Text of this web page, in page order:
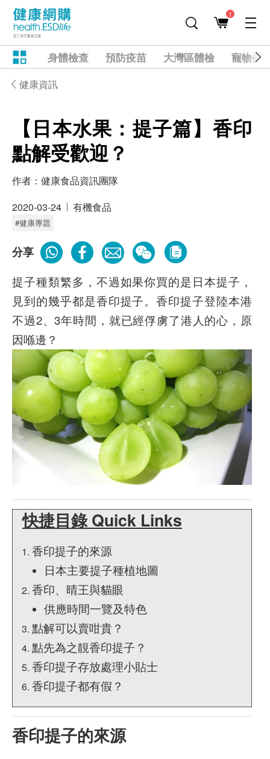
1
身體檢查 預防疫苗 大灣區體檢 寵物健
健康資訊
【日本水果：提子篇】香印
點解受歡迎？
作者： 健康食品資訊團隊
2020-03-24
有機食品
#健康專題
分享
提子種類繁多，不過如果你買的是日本提子，
見到的幾乎都是香印提子。香印提子登陸本港
不過2、3年時間，就已經俘虜了港人的心，原
因喺邊？
快捷目錄 Quick Links
香印提子的來源
日本主要提子種植地圖
香印、晴王與貓眼
供應時間一覽及特色
點解可以賣咁貴？
點先為之靚香印提子？
香印提子存放處理小貼士
香印提子都有假？
香印提子的來源